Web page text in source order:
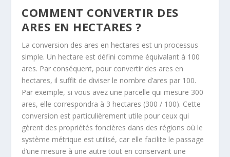
COMMENT CONVERTIR DES
ARES EN HECTARES ?
La conversion des ares en hectares est un processus
simple. Un hectare est défini comme équivalant à 100
ares. Par conséquent, pour convertir des ares en
hectares, il suffit de diviser le nombre d’ares par 100.
Par exemple, si vous avez une parcelle qui mesure 300
ares, elle correspondra à 3 hectares (300 / 100). Cette
conversion est particulièrement utile pour ceux qui
gèrent des propriétés foncières dans des régions où le
système métrique est utilisé, car elle facilite le passage
d’une mesure à une autre tout en conservant une